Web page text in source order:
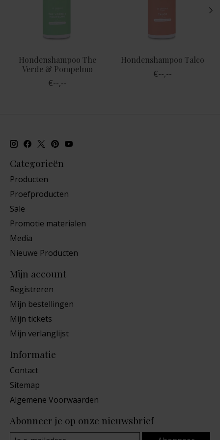
Hondenshampoo The
Verde & Pompelmo
€--,--
Hondenshampoo Talco
€--,--
Categorieën
Producten
Proefproducten
Sale
Promotie materialen
Media
Nieuwe Producten
Mijn account
Registreren
Mijn bestellingen
Mijn tickets
Mijn verlanglijst
Informatie
Contact
Sitemap
Algemene Voorwaarden
Abonneer je op onze nieuwsbrief